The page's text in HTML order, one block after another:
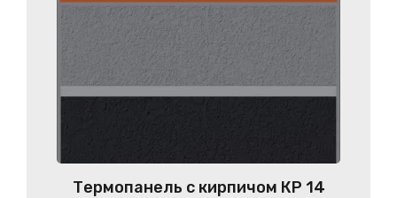
Термопанель с кирпичом КP 14